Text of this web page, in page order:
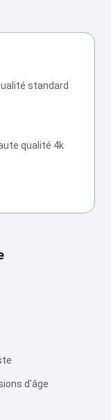
standard
qualité 4k
d'âge